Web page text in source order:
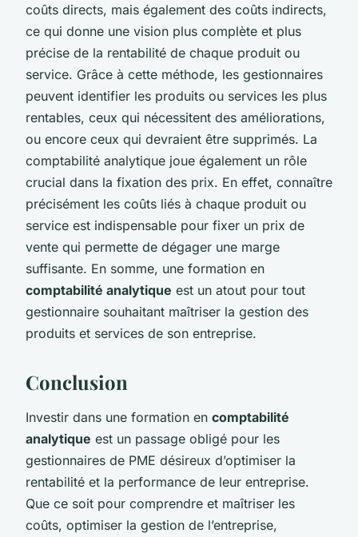
coûts directs, mais également des coûts indirects,
ce qui donne une vision plus complète et plus
précise de la rentabilité de chaque produit ou
service. Grâce à cette méthode, les gestionnaires
peuvent identifier les produits ou services les plus
rentables, ceux qui nécessitent des améliorations,
ou encore ceux qui devraient être supprimés. La
comptabilité analytique joue également un rôle
crucial dans la fixation des prix. En effet, connaître
précisément les coûts liés à chaque produit ou
service est indispensable pour fixer un prix de
vente qui permette de dégager une marge
suffisante. En somme, une formation en
comptabilité analytique est un atout pour tout
gestionnaire souhaitant maîtriser la gestion des
produits et services de son entreprise.
Conclusion
Investir dans une formation en comptabilité
analytique est un passage obligé pour les
gestionnaires de PME désireux d’optimiser la
rentabilité et la performance de leur entreprise.
Que ce soit pour comprendre et maîtriser les
coûts, optimiser la gestion de l’entreprise,